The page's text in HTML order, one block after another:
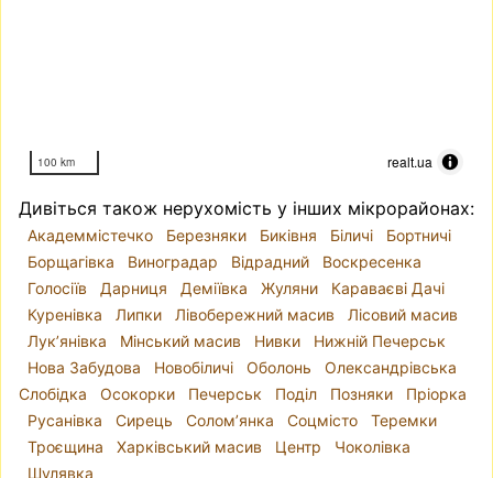
100 km realt.ua
Дивіться також нерухомість у інших мікрорайонах:
Академмістечко Березняки Биківня Біличі
Бортничі
Борщагівка
Виноградар Відрадний
Воскресенка
Голосіїв
Дарниця Деміївка Жуляни
Караваєві Дачі
Куренівка
Липки Лівобережний масив
Лісовий масив
Лук’янівка
Мінський масив Нивки
Нижній Печерськ
Нова Забудова
Новобіличі Оболонь
Олександрівська
Слобідка
Осокорки Печерськ Поділ Позняки
Пріорка
Русанівка
Сирець Солом’янка Соцмісто
Теремки
Троєщина
Харківський масив Центр
Чоколівка
Шулявка